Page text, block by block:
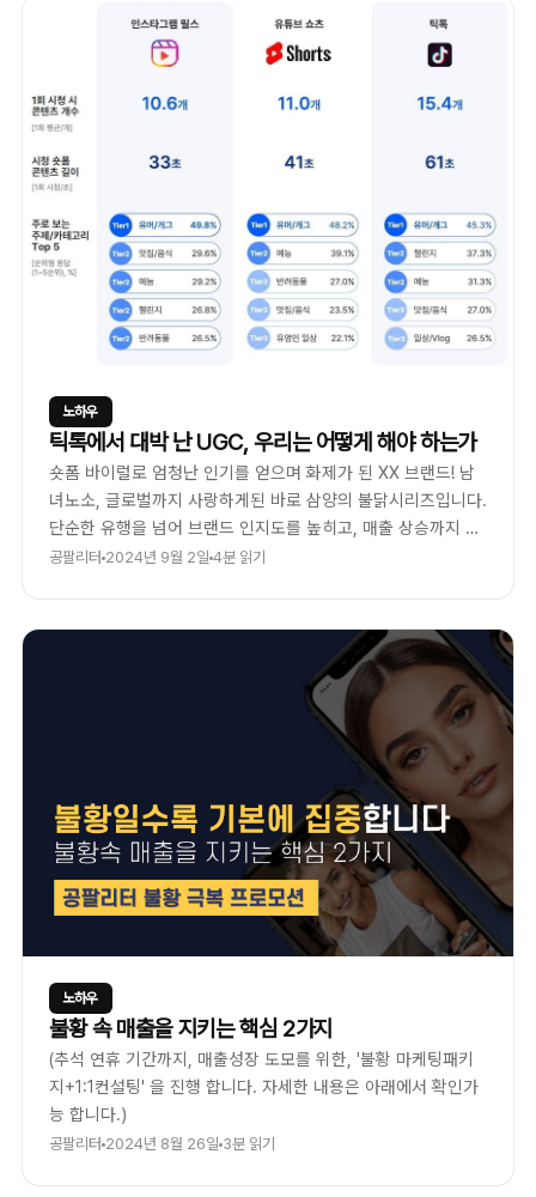
노하우
틱톡에서 대박 난 UGC, 우리는 어떻게 해야 하는가
숏폼 바이럴로 엄청난 인기를 얻으며 화제가 된 XX 브랜드! 남
녀노소, 글로벌까지 사랑하게된 바로 삼양의 불닭시리즈입니다.
단순한 유행을 넘어 브랜드 인지도를 높히고, 매출 상승까지 이
끌어낸 사례인데요, 도대체 어떻게 틱톡 챌린지를 통해 국내뿐
공팔리터 2024년 9월 2일 4분 읽기
노하우
불황 속 매출을 지키는 핵심 2가지
(추석 연휴 기간까지, 매출성장 도모를 위한, '불황 마케팅패키
지+1:1컨설팅' 을 진행 합니다. 자세한 내용은 아래에서 확인가
능 합니다.)
공팔리터 2024년 8월 26일 3분 읽기